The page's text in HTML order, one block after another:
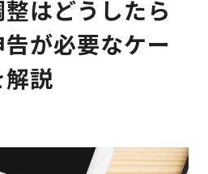
はどうしたら
が必要なケー
説